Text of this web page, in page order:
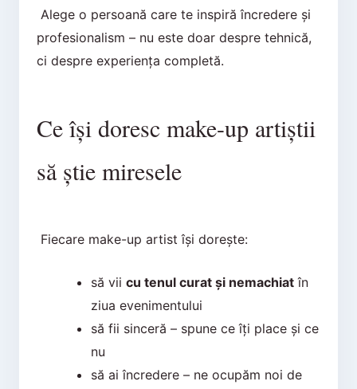
Alege o persoană care te inspiră încredere și
profesionalism – nu este doar despre tehnică,
ci despre experiența completă.
Ce își doresc make-up artiștii
să știe miresele
Fiecare make-up artist își dorește:
să vii cu tenul curat și nemachiatîn
ziua evenimentului
să fii sinceră – spune ce îți place și ce
nu
să ai încredere – ne ocupăm noi de